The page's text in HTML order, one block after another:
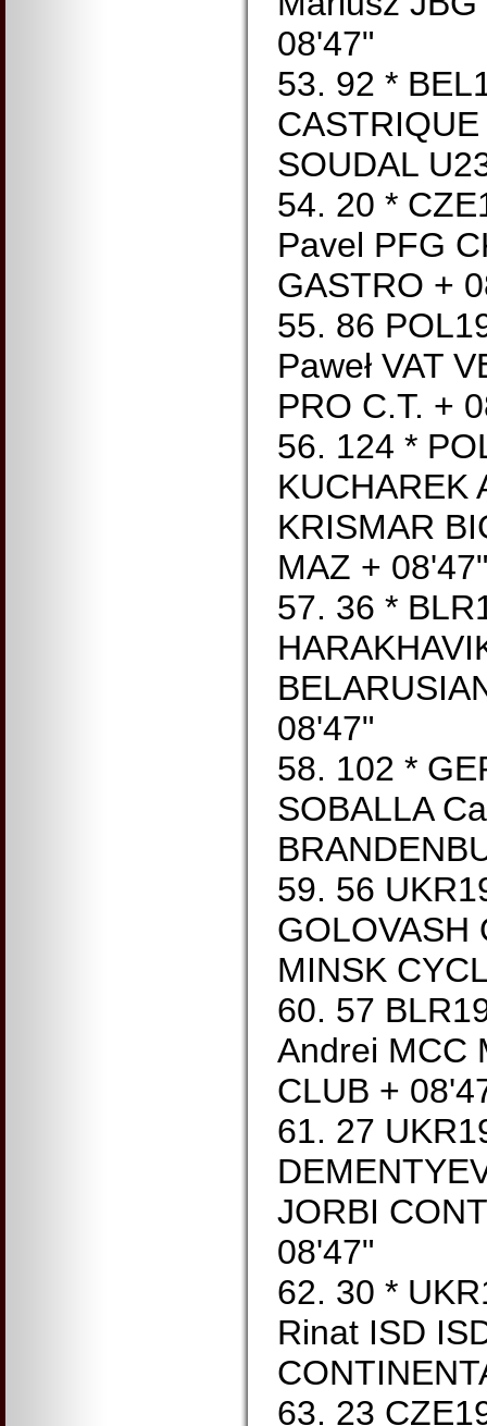
08'47"
53. 92 *
SOUDAL
54. 20 *
Pavel PFG
GASTRO +
55. 86
Paweł VAT
PRO C.T. +
56. 124 *
KUCHAREK
KRISMAR
MAZ + 08'47"
57. 36 *
08'47"
58. 102 *
SOBALLA
59. 56
GOLOVASH
MINSK
60. 57
Andrei MCC
CLUB +
61. 27
JORBI
08'47"
62. 30 *
Rinat ISD
63. 23